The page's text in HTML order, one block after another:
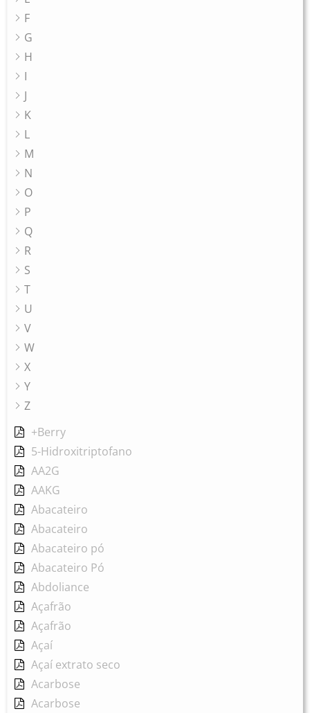
F
G
H
I
J
K
L
M
N
O
P
Q
R
S
T
U
V
W
X
Y
Z
+Berry
5-Hidroxitriptofano
AA2G
AAKG
Abacateiro
Abacateiro
Abacateiro pó
Abacateiro Pó
Abdoliance
Açafrão
Açafrão
Açaí
Açaí extrato seco
Acarbose
Acarbose